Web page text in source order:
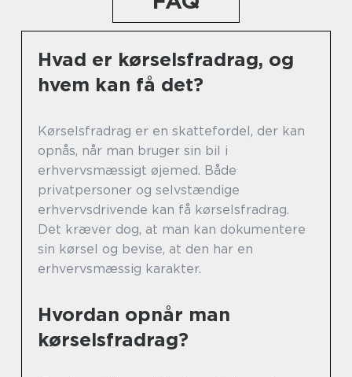
Hvad er kørselsfradrag, og
hvem kan få det?
Kørselsfradrag er en skattefordel, der kan
opnås, når man bruger sin bil i
erhvervsmæssigt øjemed. Både
privatpersoner og selvstændige
erhvervsdrivende kan få kørselsfradrag.
Det kræver dog, at man kan dokumentere
sin kørsel og bevise, at den har en
erhvervsmæssig karakter.
Hvordan opnår man
kørselsfradrag?